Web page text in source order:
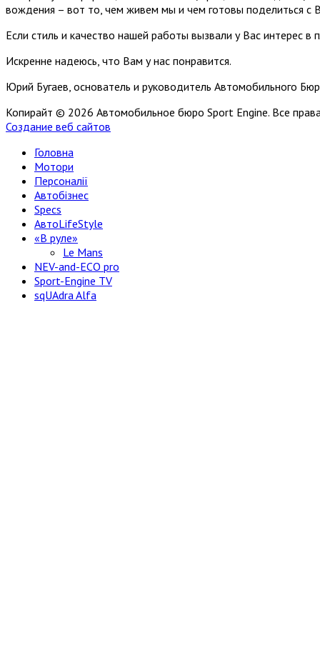
вождения – вот то, чем живем мы и чем готовы поделиться с
Если стиль и качество нашей работы вызвали у Вас интерес в
Искренне надеюсь, что Вам у нас понравится.
Юрий Бугаев, основатель и руководитель Автомобильного
Копирайт © 2026 Автомобильное бюро Sport Engine. Все
Создание веб сайтов
Головна
Мотори
Персоналії
Автобізнес
Specs
АвтоLifeStyle
«В руле»
Le Mans
NEV-and-ECO pro
Sport-Engine TV
sqUAdra Alfa